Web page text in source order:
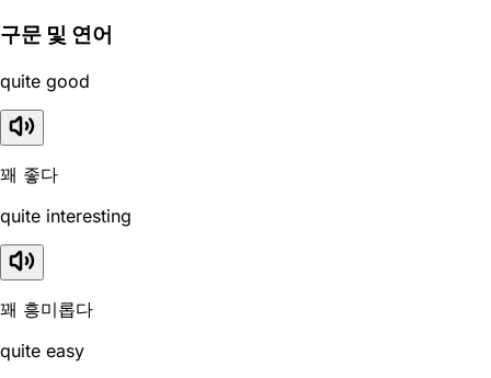
구문 및 연어
quite good
꽤 좋다
quite interesting
꽤 흥미롭다
quite easy